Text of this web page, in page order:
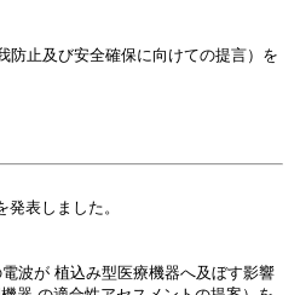
防止及び安全確保に向けての提言）を
発表しました。
電波が 植込み型医療機器へ及ぼす影響